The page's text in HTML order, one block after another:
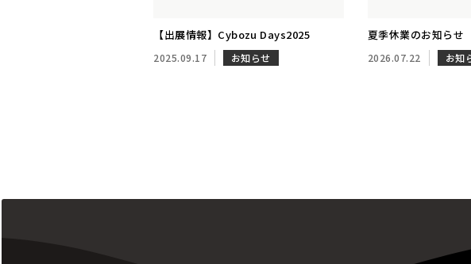
【出展情報】Cybozu Days2025
2025.09.17 お知らせ
夏季休業のお知らせ
2026.07.22 お知